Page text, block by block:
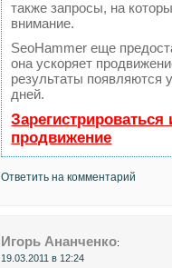
также запросы, на
внимание.
SeoHammer еще
она ускоряет
результаты появляются
дней.
Зарегистрироваться
продвижение
Ответить на комментарий
Игорь Ананченко:
19.03.2011 в 12:24